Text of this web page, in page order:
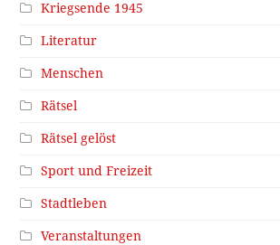
Kriegsende 1945
Literatur
Menschen
Rätsel
Rätsel gelöst
Sport und Freizeit
Stadtleben
Veranstaltungen